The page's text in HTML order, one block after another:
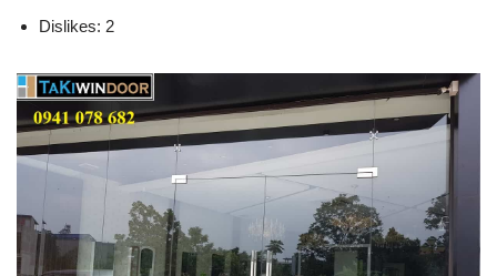
Dislikes: 2